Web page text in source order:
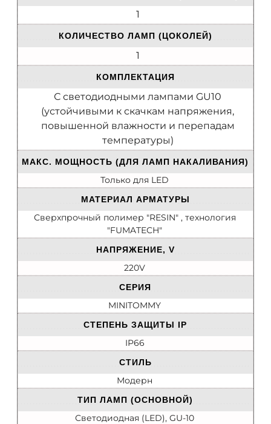
1
КОЛИЧЕСТВО ЛАМП (ЦОКОЛЕЙ)
1
КОМПЛЕКТАЦИЯ
С светодиодными лампами GU10
(устойчивыми к скачкам напряжения,
повышенной влажности и перепадам
температуры)
МАКС. МОЩНОСТЬ (ДЛЯ ЛАМП НАКАЛИВАНИЯ)
Только для LED
МАТЕРИАЛ АРМАТУРЫ
Сверхпрочный полимер "RESIN" , технология
"FUMATECH"
НАПРЯЖЕНИЕ, V
220V
СЕРИЯ
MINITOMMY
СТЕПЕНЬ ЗАЩИТЫ IP
IP66
СТИЛЬ
Модерн
ТИП ЛАМП (ОСНОВНОЙ)
Светодиодная (LED), GU-10